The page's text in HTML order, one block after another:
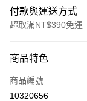
付款與運送方式
超取滿NT$390免運
POYA支付
信用卡一次付款
商品特色
商品編號
10320656